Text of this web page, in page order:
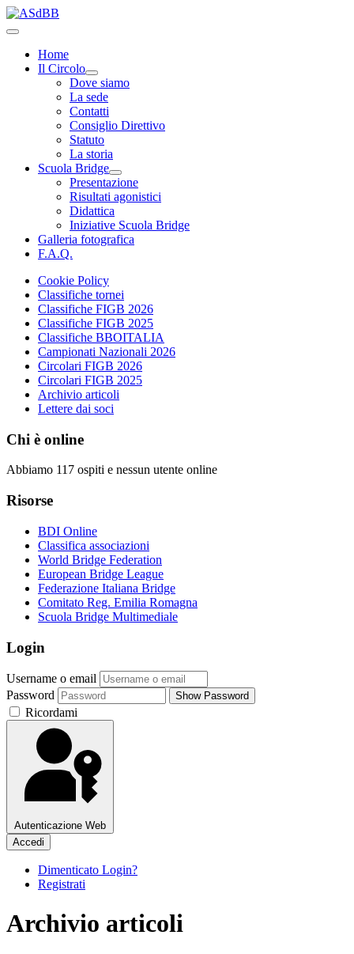
Home
Il Circolo
Dove siamo
La sede
Contatti
Consiglio Direttivo
Statuto
La storia
Scuola Bridge
Presentazione
Risultati agonistici
Didattica
Iniziative Scuola Bridge
Galleria fotografica
F.A.Q.
Cookie Policy
Classifiche tornei
Classifiche FIGB 2026
Classifiche FIGB 2025
Classifiche BBOITALIA
Campionati Nazionali 2026
Circolari FIGB 2026
Circolari FIGB 2025
Archivio articoli
Lettere dai soci
Chi è online
Abbiamo 117 ospiti e nessun utente online
Risorse
BDI Online
Classifica associazioni
World Bridge Federation
European Bridge League
Federazione Italiana Bridge
Comitato Reg. Emilia Romagna
Scuola Bridge Multimediale
Login
Username o email
Password
Show Password
Ricordami
Autenticazione Web
Accedi
Dimenticato Login?
Registrati
Archivio articoli